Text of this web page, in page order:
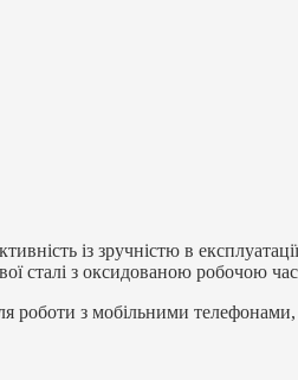
із зручністю в
сталі з оксидованою робочою
роботи з мобільними